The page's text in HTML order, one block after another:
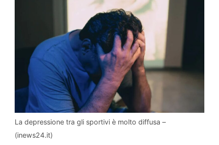
La depressione tra gli sportivi è molto diffusa –
(inews24.it)